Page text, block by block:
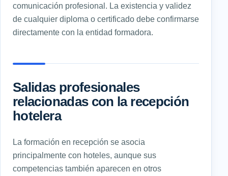
comunicación profesional. La existencia y validez
de cualquier diploma o certificado debe confirmarse
directamente con la entidad formadora.
Salidas profesionales
relacionadas con la recepción
hotelera
La formación en recepción se asocia
principalmente con hoteles, aunque sus
competencias también aparecen en otros